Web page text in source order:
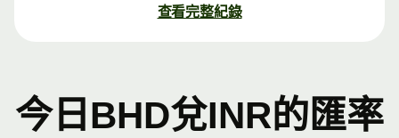
查看完整紀錄
今日BHD兌INR的匯率